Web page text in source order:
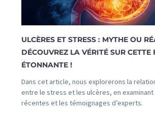
ULCÈRES ET STRESS : MYTHE OU
DÉCOUVREZ LA VÉRITÉ SUR CETTE
ÉTONNANTE !
Dans cet article, nous explorerons la
entre le stress et les ulcères, en
récentes et les témoignages d’experts.